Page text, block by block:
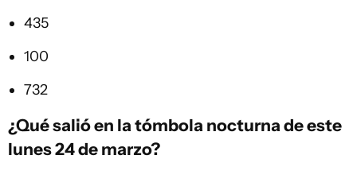
435
100
732
¿Qué salió en latómbola nocturna de este
lunes 24 de marzo?